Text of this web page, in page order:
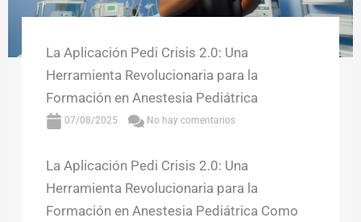
La Aplicación Pedi Crisis 2.0: Una
Herramienta Revolucionaria para la
Formación en Anestesia Pediátrica
07/08/2025 No hay comentarios
La Aplicación Pedi Crisis 2.0: Una
Herramienta Revolucionaria para la
Formación en Anestesia Pediátrica Como